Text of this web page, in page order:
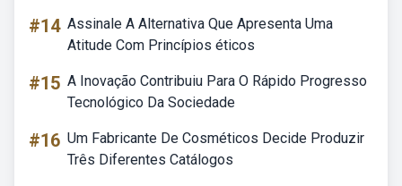
#14 Assinale A Alternativa Que Apresenta Uma
Atitude Com Princípios éticos
#15 A Inovação Contribuiu Para O Rápido Progresso
Tecnológico Da Sociedade
#16 Um Fabricante De Cosméticos Decide Produzir
Três Diferentes Catálogos